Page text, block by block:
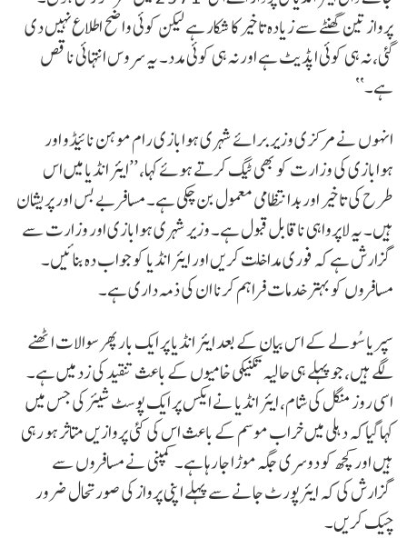
پرواز تین گھنٹے سے زیادہ تاخیر کا شکار ہے لیکن کوئی واضح اطلاع نہیں دی
گئی، نہ ہی کوئی اپڈیٹ ہے اور نہ ہی کوئی مدد۔ یہ سروس انتہائی ناقص
ہے۔‘‘
انہوں نے مرکزی وزیر برائے شہری ہوابازی رام موہن نائیڈو اور
ہوابازی کی وزارت کو بھی ٹیگ کرتے ہوئے کہا، ’’ایئر انڈیا میں اس
طرح کی تاخیر اور بدانتظامی معمول بن چکی ہے۔ مسافر بےبس اور پریشان
ہیں۔ یہ لاپرواہی ناقابل قبول ہے۔ وزیر شہری ہوابازی اور وزارت سے
گزارش ہے کہ فوری مداخلت کریں اور ایئر انڈیا کو جواب دہ بنائیں۔
مسافروں کو بہتر خدمات فراہم کرنا ان کی ذمہ داری ہے۔
سپریا سُولے کے اس بیان کے بعد ایئر انڈیا پر ایک بار پھر سوالات اٹھنے
لگے ہیں، جو پہلے ہی حالیہ تکنیکی خامیوں کے باعث تنقید کی زد میں ہے۔
اسی روز منگل کی شام، ایئر انڈیا نے ایکس پر ایک پوسٹ شیئر کی جس میں
کہا گیا کہ دہلی میں خراب موسم کے باعث اس کی کئی پروازیں متاثر ہو رہی
ہیں اور کچھ کو دوسری جگہ موڑا جا رہا ہے۔ کمپنی نے مسافروں سے
گزارش کی کہ ایئرپورٹ جانے سے پہلے اپنی پرواز کی صورتحال ضرور
چیک کریں۔